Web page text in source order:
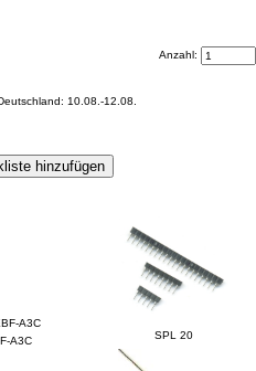
Anzahl:
10.08.-12.08.
hinzufügen
A3C SPL 20